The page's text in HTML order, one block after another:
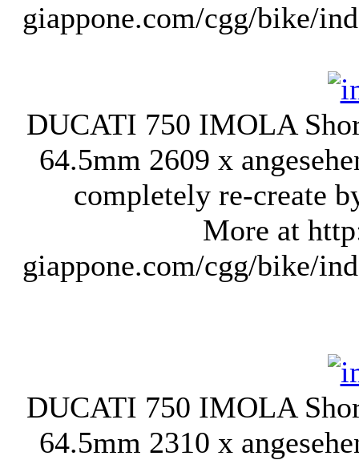
giappone.com/cgg/bike/
DUCATI 750 IMOLA
64.5mm 2609 x
completely re-create
More at
giappone.com/cgg/bike/
DUCATI 750 IMOLA
64.5mm 2310 x